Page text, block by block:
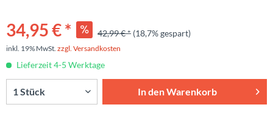
34,95 € * 42,99 € * (18,7% gespart)
inkl. 19% MwSt. zzgl. Versandkosten
Lieferzeit 4-5 Werktage
In denWarenkorb